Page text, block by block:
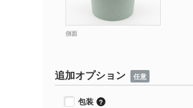
側面
追加オプション 任意
包装